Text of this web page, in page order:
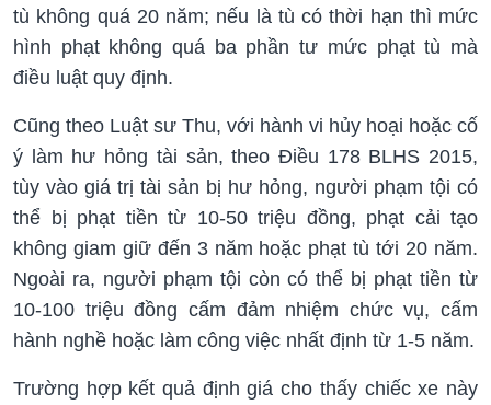
tù không quá 20 năm; nếu là tù có thời hạn thì mức
hình phạt không quá ba phần tư mức phạt tù mà
điều luật quy định.
Cũng theo Luật sư Thu, với hành vi hủy hoại hoặc cố
ý làm hư hỏng tài sản, theo Điều 178 BLHS 2015,
tùy vào giá trị tài sản bị hư hỏng, người phạm tội có
thể bị phạt tiền từ 10-50 triệu đồng, phạt cải tạo
không giam giữ đến 3 năm hoặc phạt tù tới 20 năm.
Ngoài ra, người phạm tội còn có thể bị phạt tiền từ
10-100 triệu đồng cấm đảm nhiệm chức vụ, cấm
hành nghề hoặc làm công việc nhất định từ 1-5 năm.
Trường hợp kết quả định giá cho thấy chiếc xe này